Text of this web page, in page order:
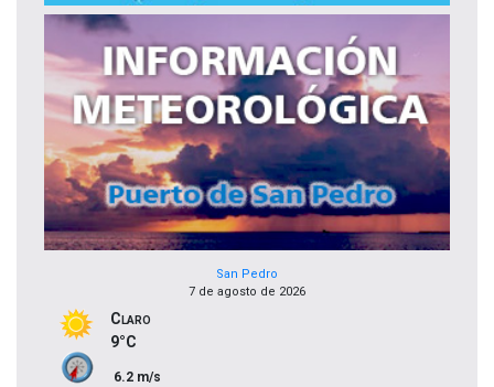
San Pedro
7 de agosto de 2026
Claro
9°C
6.2 m/s